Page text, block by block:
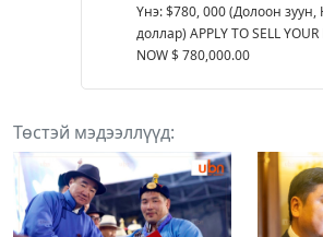
Yнэ: $780, 000 (Долоон
доллар) APPLY TO SELL
NOW $ 780,000.00
Төстэй мэдээллүүд: